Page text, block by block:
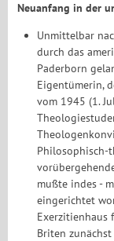
Neuanfang in der
Unmittelbar
durch das
Paderborn
Eigentümerin,
vom 1945 (1.
Philosophisch-
mußte indes -
eingerichtet
Exerzitienhaus
Briten